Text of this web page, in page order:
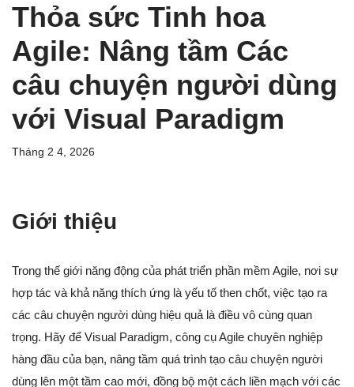
Thỏa sức Tinh hoa
Agile: Nâng tầm Các
câu chuyện người dùng
với Visual Paradigm
Tháng 2 4, 2026
Giới thiệu
Trong thế giới năng động của phát triển phần mềm Agile, nơi sự
hợp tác và khả năng thích ứng là yếu tố then chốt, việc tạo ra
các câu chuyện người dùng hiệu quả là điều vô cùng quan
trọng. Hãy để Visual Paradigm, công cụ Agile chuyên nghiệp
hàng đầu của bạn, nâng tầm quá trình tạo câu chuyện người
dùng lên một tầm cao mới, đồng bộ một cách liền mạch với các